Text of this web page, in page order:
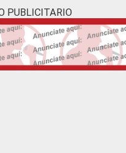
PUBLICITARIO